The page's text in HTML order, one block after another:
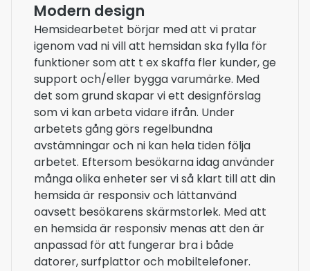
Modern design
Hemsidearbetet börjar med att vi pratar
igenom vad ni vill att hemsidan ska fylla för
funktioner som att t ex skaffa fler kunder, ge
support och/eller bygga varumärke. Med
det som grund skapar vi ett designförslag
som vi kan arbeta vidare ifrån. Under
arbetets gång görs regelbundna
avstämningar och ni kan hela tiden följa
arbetet. Eftersom besökarna idag använder
många olika enheter ser vi så klart till att din
hemsida är responsiv och lättanvänd
oavsett besökarens skärmstorlek. Med att
en hemsida är responsiv menas att den är
anpassad för att fungerar bra i både
datorer, surfplattor och mobiltelefoner.